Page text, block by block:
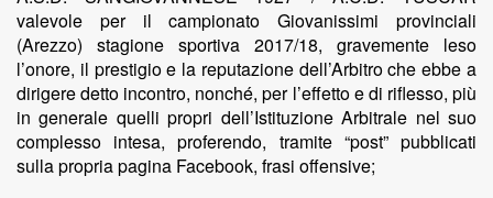
valevole per il campionato Giovanissimi provinciali
(Arezzo) stagione sportiva 2017/18, gravemente leso
l’onore, il prestigio e la reputazione dell’Arbitro che ebbe a
dirigere detto incontro, nonché, per l’effetto e di riflesso, più
in generale quelli propri dell’Istituzione Arbitrale nel suo
complesso intesa, proferendo, tramite “post” pubblicati
sulla propria pagina Facebook, frasi offensive;